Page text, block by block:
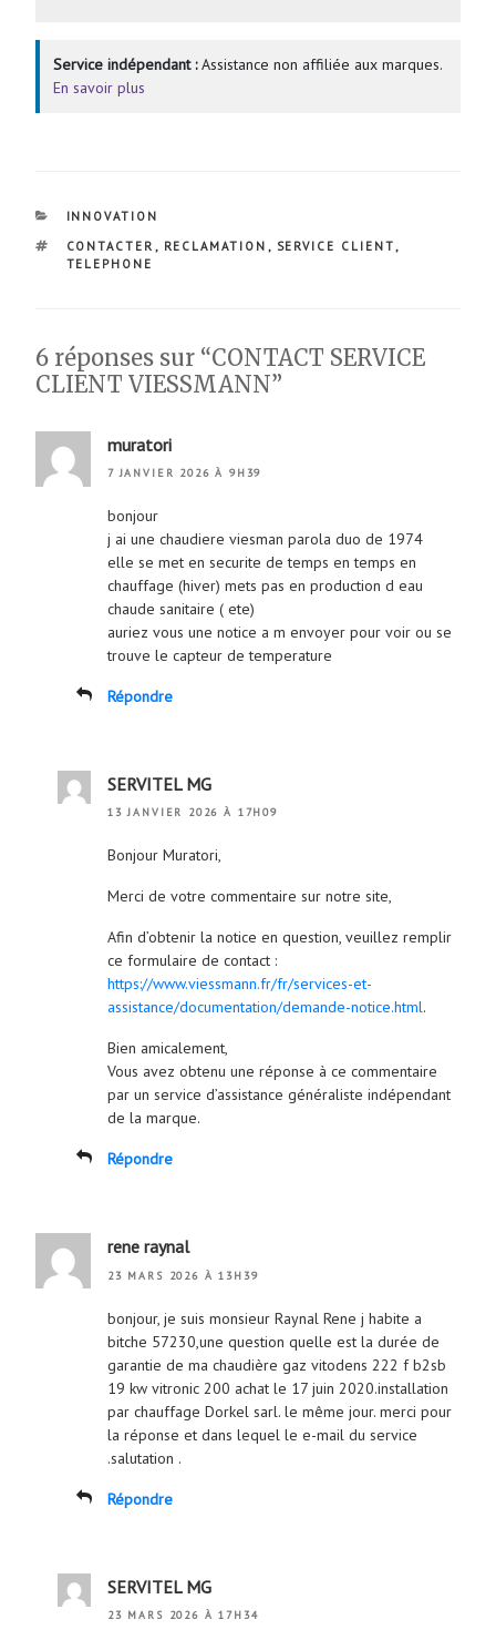
Service indépendant :Assistance non affiliée aux marques.
En savoir plus
CATÉGORIES
INNOVATION
ÉTIQUETTES
CONTACTER , RECLAMATION , SERVICE CLIENT ,
TELEPHONE
6 réponses sur “CONTACT SERVICE
CLIENT VIESSMANN”
muratori
7 JANVIER 2026 À 9H39
bonjour
j ai une chaudiere viesman parola duo de 1974
elle se met en securite de temps en temps en
chauffage (hiver) mets pas en production d eau
chaude sanitaire ( ete)
auriez vous une notice a m envoyer pour voir ou se
trouve le capteur de temperature
Répondre
SERVITEL MG
13 JANVIER 2026 À 17H09
Bonjour Muratori,
Merci de votre commentaire sur notre site,
Afin d’obtenir la notice en question, veuillez remplir
ce formulaire de contact :
https://www.viessmann.fr/fr/services-et-
assistance/documentation/demande-notice.html.
Bien amicalement,
Vous avez obtenu une réponse à ce commentaire
par un service d’assistance généraliste indépendant
de la marque.
Répondre
rene raynal
23 MARS 2026 À 13H39
bonjour, je suis monsieur Raynal Rene j habite a
bitche 57230,une question quelle est la durée de
garantie de ma chaudière gaz vitodens 222 f b2sb
19 kw vitronic 200 achat le 17 juin 2020.installation
par chauffage Dorkel sarl. le même jour. merci pour
la réponse et dans lequel le e-mail du service
.salutation .
Répondre
SERVITEL MG
23 MARS 2026 À 17H34